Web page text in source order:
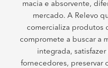
macia e absorvente,
mercado. A Relevo
comercializa produtos
compromete a buscar a
integrada,
fornecedores, preservar